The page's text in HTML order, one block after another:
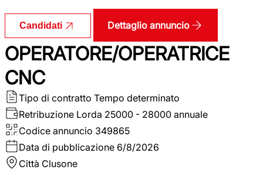
Candidati Dettaglio annuncio
OPERATORE/OPERATRICE
CNC
Tipo di contratto Tempo determinato
Retribuzione Lorda 25000 - 28000 annuale
Codice annuncio 349865
Data di pubblicazione 6/8/2026
Città Clusone